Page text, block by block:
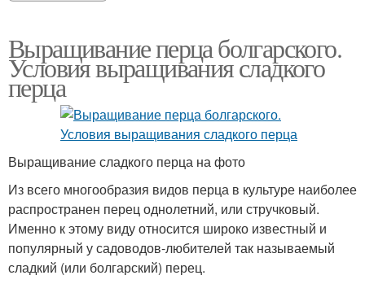
Выращивание перца болгарского.
Условия выращивания сладкого
перца
Выращивание сладкого перца на фото
Из всего многообразия видов перца в культуре наиболее
распространен перец однолетний, или стручковый.
Именно к этому виду относится широко известный и
популярный у садоводов-любителей так называемый
сладкий (или болгарский) перец.